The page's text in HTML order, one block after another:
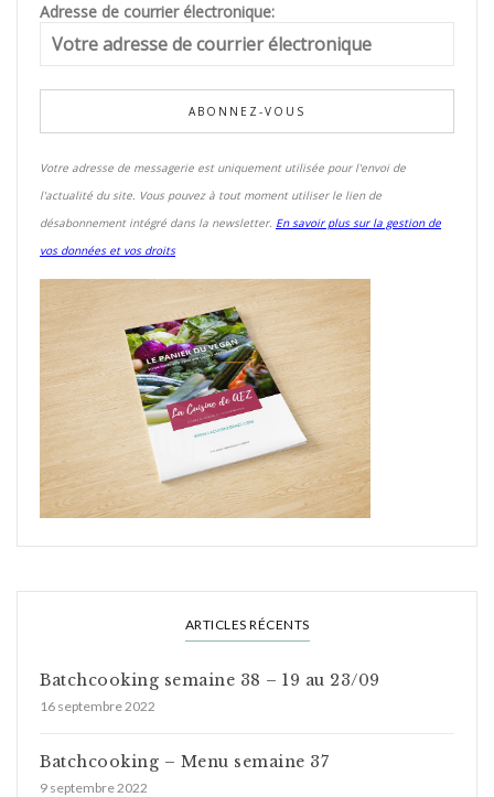
Adresse de courrier électronique:
Votre adresse de messagerie est uniquement utilisée pour l'envoi de
l'actualité du site. Vous pouvez à tout moment utiliser le lien de
désabonnement intégré dans la newsletter. En savoir plus sur la gestion de
vos données et vos droits
ARTICLES RÉCENTS
Batchcooking semaine 38 – 19 au 23/09
16 septembre 2022
Batchcooking – Menu semaine 37
9 septembre 2022